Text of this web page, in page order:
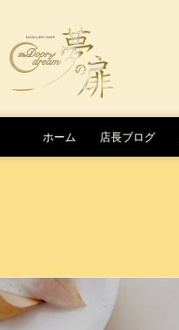
ホーム 店長ブログ